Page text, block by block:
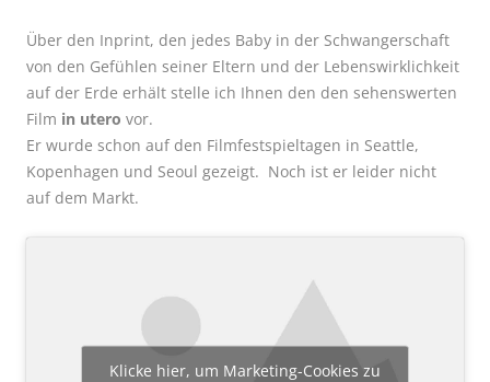
Über den Inprint, den jedes Baby in der Schwangerschaft
von den Gefühlen seiner Eltern und der Lebenswirklichkeit
auf der Erde erhält stelle ich Ihnen den den sehenswerten
Film in utero vor.
Er wurde schon auf den Filmfestspieltagen in Seattle,
Kopenhagen und Seoul gezeigt. Noch ist er leider nicht
auf dem Markt.
Klicke hier, um Marketing-Cookies zu